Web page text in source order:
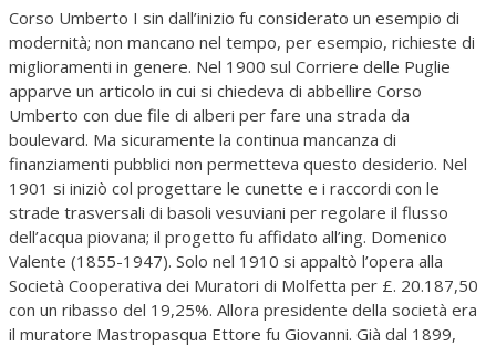
Corso Umberto I sin dall’inizio fu considerato un esempio di
modernità; non mancano nel tempo, per esempio, richieste di
miglioramenti in genere. Nel 1900 sul Corriere delle Puglie
apparve un articolo in cui si chiedeva di abbellire Corso
Umberto con due file di alberi per fare una strada da
boulevard. Ma sicuramente la continua mancanza di
finanziamenti pubblici non permetteva questo desiderio. Nel
1901 si iniziò col progettare le cunette e i raccordi con le
strade trasversali di basoli vesuviani per regolare il flusso
dell’acqua piovana; il progetto fu affidato all’ing. Domenico
Valente (1855-1947). Solo nel 1910 si appaltò l’opera alla
Società Cooperativa dei Muratori di Molfetta per £. 20.187,50
con un ribasso del 19,25%. Allora presidente della società era
il muratore Mastropasqua Ettore fu Giovanni. Già dal 1899,